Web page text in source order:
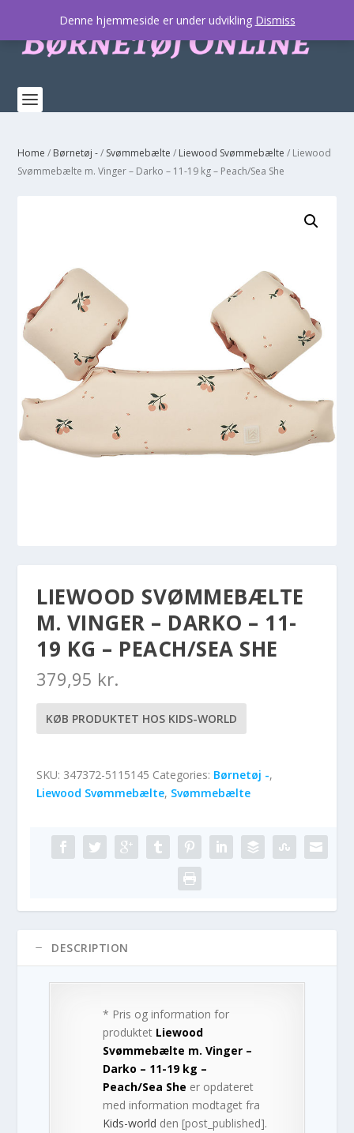
Home / Børnetøj -/ Svømmebælte / Liewood Svømmebælte / Liewood
Svømmebælte m. Vinger – Darko – 11-19 kg – Peach/Sea She
LIEWOOD SVØMMEBÆLTE
M. VINGER – DARKO – 11-
19 KG – PEACH/SEA SHE
379,95 kr.
KØB PRODUKTET HOS KIDS-WORLD
SKU: 347372-5115145 Categories: Børnetøj -,
Liewood Svømmebælte, Svømmebælte
DESCRIPTION
* Pris og information for
produktet Liewood
Svømmebælte m. Vinger –
Darko – 11-19 kg –
Peach/Sea She er opdateret
med information modtaget fra
Kids-world den [post_published].
Denne hjemmeside er under udvikling Dismiss